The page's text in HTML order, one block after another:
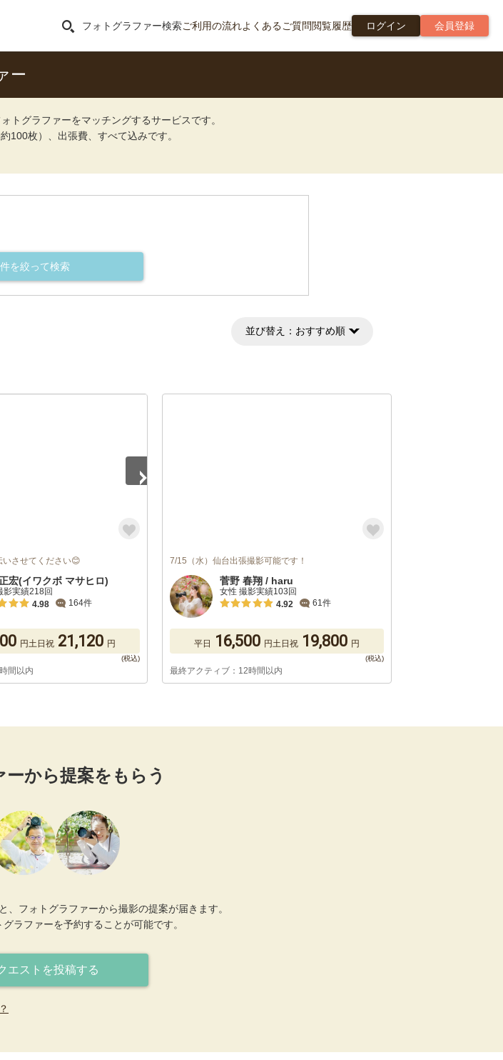
フォトグラファー検索ご利用の流れよくあるご質問閲覧履歴 ログイン 会員登録
ー
トグラファーをマッチングするサービスです。
100枚）、出張費、すべて込みです。
を絞って検索
並び替え： おすすめ順
させてください😊
宏(イワクボ マサヒロ)
影実績218回
4.98
164件
円土日祝 21,120 円
間以内
7/15（水）仙台出張撮影可能です！
菅野 春翔 / haru
女性 撮影実績103回
4.92
61件
平日 16,500 円土日祝 19,800 円
最終アクティブ：12時間以内
から提案をもらう
フォトグラファーから撮影の提案が届きます。
ラファーを予約することが可能です。
エストを投稿する